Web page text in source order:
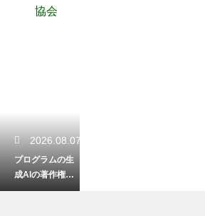
協会
2026.08.07
プログラムの生
成AIの著作権の
問題！作成した